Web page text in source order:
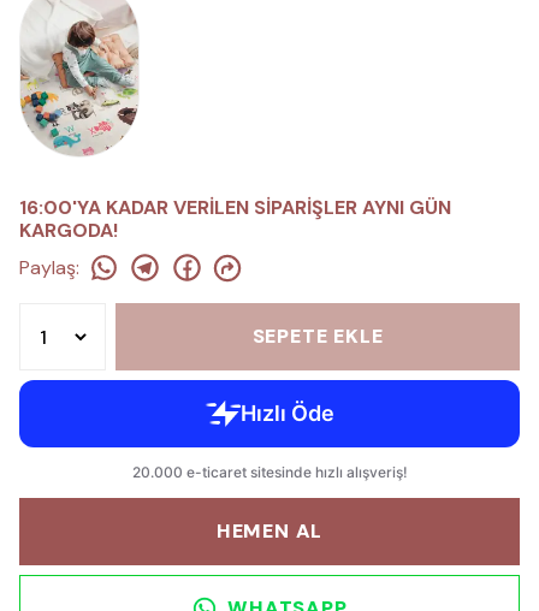
16:00'YA KADAR VERİLEN SİPARİŞLER AYNI GÜN
KARGODA!
Paylaş:
SEPETE EKLE
HEMEN AL